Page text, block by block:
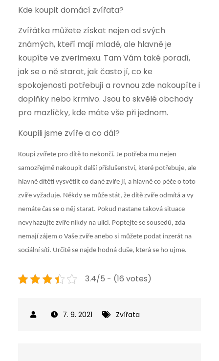
Kde koupit domácí zvířata?
Zvířátka můžete získat nejen od svých
známých, kteří mají mladé, ale hlavně je
koupíte ve zverimexu. Tam Vám také poradí,
jak se o ně starat, jak často jí, co ke
spokojenosti potřebují a rovnou zde nakoupíte i
doplňky nebo krmivo. Jsou to skvělé obchody
pro mazlíčky, kde máte vše při jednom.
Koupili jsme zvíře a co dál?
Koupi zvířete pro dítě to nekončí. Je potřeba mu nejen
samozřejmě nakoupit další příslušenství, které potřebuje, ale
hlavně dítěti vysvětlit co dané zvíře jí, a hlavně co péče o toto
zvíře vyžaduje. Někdy se může stát, že dítě zvíře odmítá a vy
nemáte čas se o něj starat. Pokud nastane taková situace
nevyhazujte zvíře nikdy na ulici. Poptejte se sousedů, zda
nemají zájem o Vaše zvíře anebo si můžete podat inzerát na
sociální síti. Určitě se najde hodná duše, která se ho ujme.
3.4/5 - (16 votes)
7. 9. 2021 Zvířata